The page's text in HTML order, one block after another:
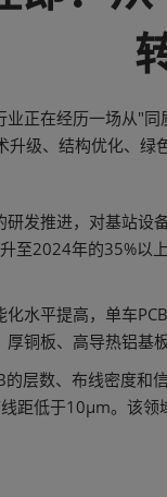
智慧
展
正在经历一场从"
级、结构优化、绿
发推进，对基站
至2024年的35%
水平提高，单车
铜板、高导热铝
层数、布线密度
距低于10μm。该